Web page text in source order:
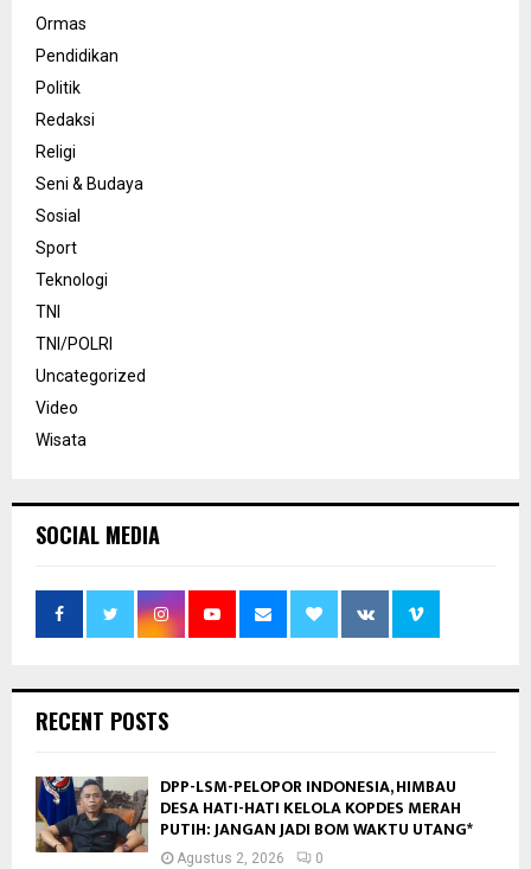
Ormas
Pendidikan
Politik
Redaksi
Religi
Seni & Budaya
Sosial
Sport
Teknologi
TNI
TNI/POLRI
Uncategorized
Video
Wisata
SOCIAL MEDIA
RECENT POSTS
DPP-LSM-PELOPOR INDONESIA, HIMBAU
DESA HATI-HATI KELOLA KOPDES MERAH
PUTIH: JANGAN JADI BOM WAKTU UTANG*
Agustus 2, 2026 0